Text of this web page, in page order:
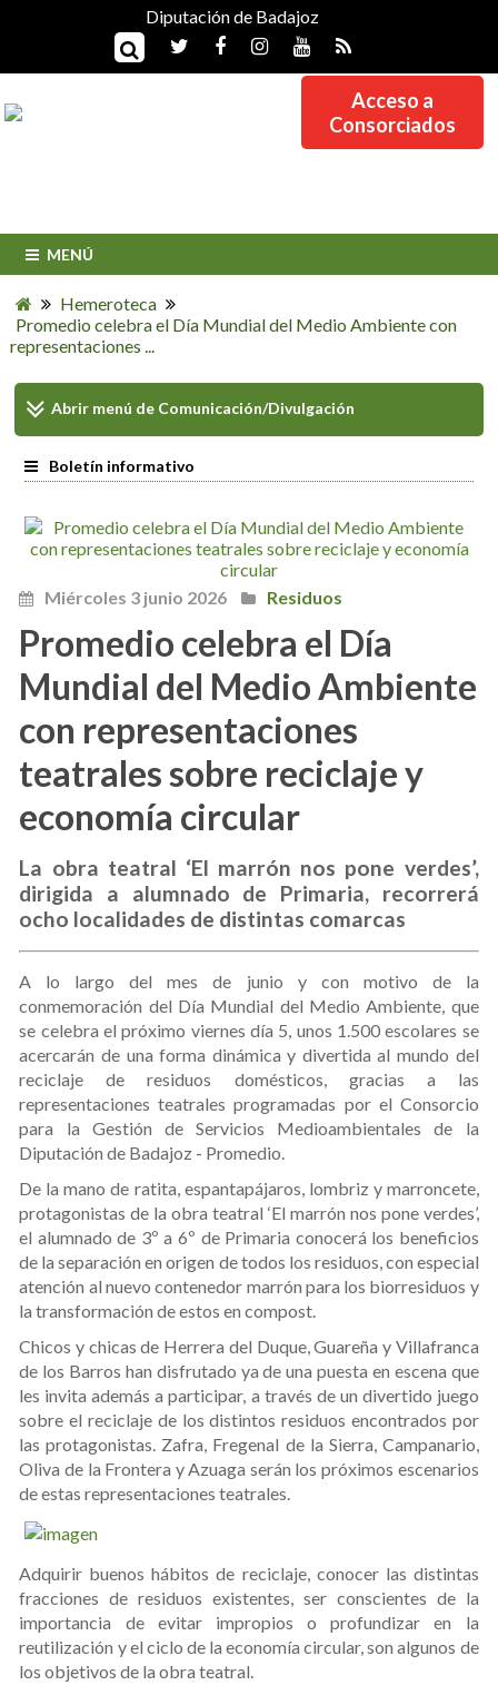
Diputación de Badajoz
Acceso a
Consorciados
MENÚ
Hemeroteca
Promedio celebra el Día Mundial del Medio Ambiente con
representaciones ...
Miércoles 3 junio 2026 Residuos
Promedio celebra el Día
Mundial del Medio Ambiente
con representaciones
teatrales sobre reciclaje y
economía circular
La obra teatral ‘El marrón nos pone verdes’,
dirigida a alumnado de Primaria, recorrerá
ocho localidades de distintas comarcas
A lo largo del mes de junio y con motivo de la
conmemoración del Día Mundial del Medio Ambiente, que
se celebra el próximo viernes día 5, unos 1.500 escolares se
acercarán de una forma dinámica y divertida al mundo del
reciclaje de residuos domésticos, gracias a las
representaciones teatrales programadas por el Consorcio
para la Gestión de Servicios Medioambientales de la
Diputación de Badajoz - Promedio.
De la mano de ratita, espantapájaros, lombriz y marroncete,
protagonistas de la obra teatral ‘El marrón nos pone verdes’,
el alumnado de 3º a 6º de Primaria conocerá los beneficios
de la separación en origen de todos los residuos, con especial
atención al nuevo contenedor marrón para los biorresiduos y
la transformación de estos en compost.
Chicos y chicas de Herrera del Duque, Guareña y Villafranca
de los Barros han disfrutado ya de una puesta en escena que
les invita además a participar, a través de un divertido juego
sobre el reciclaje de los distintos residuos encontrados por
las protagonistas. Zafra, Fregenal de la Sierra, Campanario,
Oliva de la Frontera y Azuaga serán los próximos escenarios
de estas representaciones teatrales.
Adquirir buenos hábitos de reciclaje, conocer las distintas
fracciones de residuos existentes, ser conscientes de la
importancia de evitar impropios o profundizar en la
reutilización y el ciclo de la economía circular, son algunos de
los objetivos de la obra teatral.
Abrir menú de Comunicación/Divulgación
Boletín informativo